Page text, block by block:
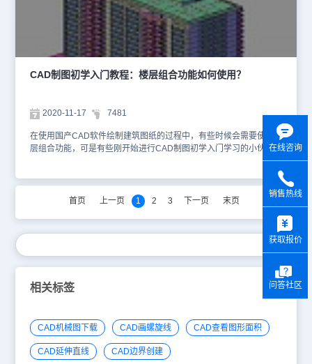
各标准层可以分别保存不同图形文件，也可以保存于同一图形文件，
分别以下图所示的两个工程示例说明，左边的工程是一个标准层保存
一个图形文件的情况，具体操作在下面的“文件”中介绍；右边的是多
个标准层保存在一个文件中的情况，单击一行选择该标准层，然后单
击下图右所示的图标按钮，按命令行提示在本图上框选标准层的区域
范围，完成后会在右边显示<框选>字样，从中可见 1、2 层使用一个
图形文件，3 层、屋顶层使用另一个图形文件，但框选范围不同。注
筑CAD软件中楼层表操作的说明：[层号] 一组自然层号顺序，简写格
式为“起始层号-结束层号”，从第一行开始填写，一组自然层顺序对应
一个标准层文件。[层高] 填写这个标准层的层高，层高不同的楼层属
于不同的标准层，单位毫米。[文件] 单击空白文件栏出现按钮，单击
如下图所示： [行首] 单击行首按钮表示选一行，右击显示对本行操作
在同一图形中有多个标准层时，切换到该行代表的标准层范围。[下
箭头] 单击增加一行。楼层工具命令的说明(从左到右)： [选择文件]先
单击表行选择一个标准层，单击此命令为该标准层指定一个 DWG 文
件。[框选标准层] 先单击表行选择对应当前图的标准层，单击框选定
义此标准层的楼层框。命令行提示：选择第一个角点<取消>: 选取该
标准层平面图定义范围第一点； 另一个角点<取消>: 定义范围第二
点；对齐点<取消>: 给出各标准层公用的一个对齐点[三维组合]以楼层
定义创建三维建筑模型[显示刷新楼层框]单击此图标，显示和刷新定
义当前标准层的楼层框[关闭楼层框]单击此图标，关闭由“显示刷新楼
见楼层框以红色线显示，以文字标出层号与 层高，以 X 显示出对齐
点。修改楼层框的方法是重新定义，重新执行框选标准层，重定义后
会保持原层高数据不变，需要改层高请直接修改楼层表的各标准层层
高。 浩辰建筑CAD软件的工程管理支持外部参照图形和图块，在主
CAD制图初学入门教程：楼层组合功能如何使用？
2020-11-17 7481
在使用国产CAD软件绘制建筑图纸的过程中，有些时候会需要使用楼
层组合功能，可是有些刚开始进行CAD制图初学入门学习的小伙伴对
此并不是很了解，为了让大家更深入的了解浩辰CAD建筑软件中楼层
组合功能的使用，接下来的CAD制图初学入门教程小编就来给大家详
细介绍一下国产CAD软件——浩辰CAD建筑软件中楼层组合功能的
使用技巧吧！浩辰CAD建筑软件中楼层组合功能的使用步骤： 首先
化为三维模型，按自然层关系叠加成为整体建筑模型，可供三维渲染
为块] 勾选此项，生成的三维模型仅仅是一个图块可以在本图生成也
可以在新图中生成。单击“确定”后，显示“输入要生成的三维文件”对
话框，在其中给出三维模型的文件名，单击“保存”后输出三维模型，
CAD软件——浩辰CAD制图软件中楼层组合功能的使用技巧，感兴
趣的小伙伴在日后的绘图工作中遇到此类问题可以参考本篇CAD制图
初学入门教程来解决哦！
首页 上一页 1 2 3 下一页 末页
相关标签
CAD机械图下载 CAD画螺旋线 CAD查看图形面积
CAD延伸直线 CAD边界创建
在线咨询
销售热线
获取报价
问答社区